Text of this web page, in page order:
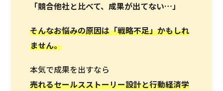
「競合他社と比べて、成果が出てない…」
そんなお悩みの原因は「戦略不足」かもしれ
ません。
本気で成果を出すなら
売れるセールスストーリー設計と行動経済学